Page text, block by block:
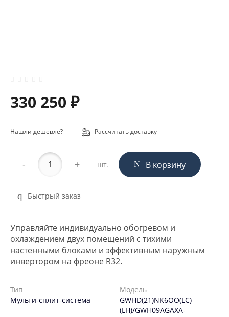
330 250 ₽
Нашли дешевле? Рассчитать доставку
- + шт. В корзину
Быстрый заказ
Управляйте индивидуально обогревом и
охлаждением двух помещений с тихими
настенными блоками и эффективным наружным
инвертором на фреоне R32.
Тип
Мульти-сплит-система
Модель
GWHD(21)NK6OO(LC)
(LH)/GWH09AGAXA-